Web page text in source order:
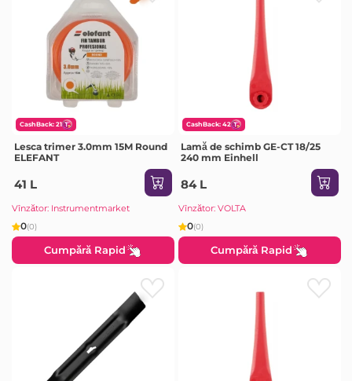
CashBack: 21
Lesca trimer 3.0mm 15M Round
ELEFANT
41 L
Vînzător: Instrumentmarket
0(0)
Cumpără Rapid
CashBack: 42
Lamă de schimb GE-CT 18/25
240 mm Einhell
84 L
Vînzător: VOLTA
0(0)
Cumpără Rapid